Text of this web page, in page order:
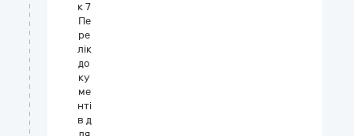
к 7
Пе
ре
лік
до
ку
ме
нті
в д